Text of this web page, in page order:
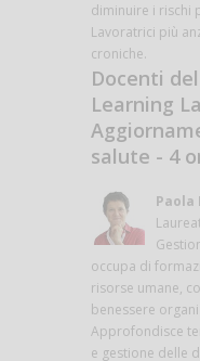
diminuire i rischi
Lavoratrici più
croniche.
Docenti
Learning
salute - 4
Paola
occupa di
risorse umane,
benessere
Approfondisce
e gestione delle